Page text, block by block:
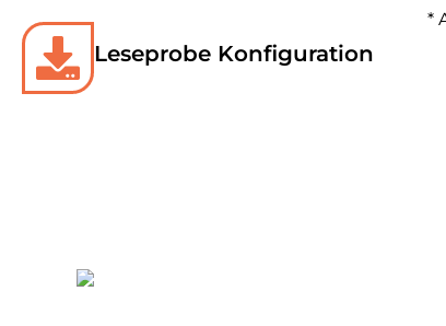
Leseprobe Konfiguration
*